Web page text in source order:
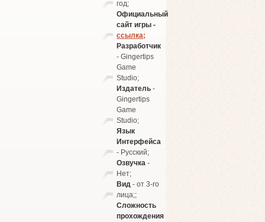
год;
Официальный
сайт игры -
ссылка;
Разработчик
- Gingertips
Game
Studio;
Издатель-
Gingertips
Game
Studio;
Язык
Интерфейса
- Русский;
Озвучка-
Нет;
Вид- от 3-го
лица;;
Сложность
прохождения